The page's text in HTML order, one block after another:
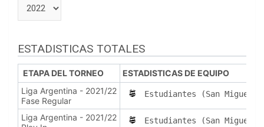
ESTADISTICAS TOTALES
ETAPA DEL TORNEO
ESTADISTICAS DE EQUIPO
Liga Argentina - 2021/22
Fase Regular
Estudiantes (San Miguel
Liga Argentina - 2021/22
Estudiantes (San Miguel